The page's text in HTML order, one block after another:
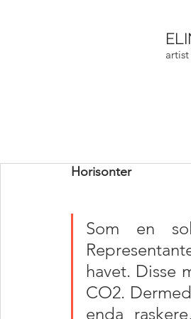
Horisonter
Som en
havet. Disse
CO2.
enda